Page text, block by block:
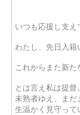
いつも応援し支
わたし、先日入籍
これからまた新た
とは言え私は提督。
未熟者ゆえ、まだ
生温かく見守って